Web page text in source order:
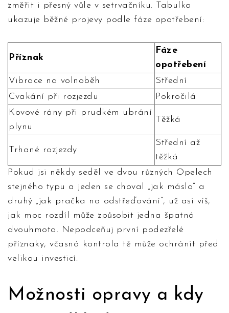
změřit i přesný vůle v setrvačníku. Tabulka
ukazuje běžné projevy podle fáze opotřebení:
Příznak
Fáze
opotřebení
Vibrace na volnoběh
Střední
Cvakání při rozjezdu
Pokročilá
Kovové rány při prudkém ubrání
plynu
Těžká
Trhané rozjezdy
Střední až
těžká
Pokud jsi někdy seděl ve dvou různých Opelech
stejného typu a jeden se choval „jak máslo“ a
druhý „jak pračka na odstřeďování“, už asi víš,
jak moc rozdíl může způsobit jedna špatná
dvouhmota. Nepodceňuj první podezřelé
příznaky, včasná kontrola tě může ochránit před
velikou investicí.
Možnosti opravy a kdy